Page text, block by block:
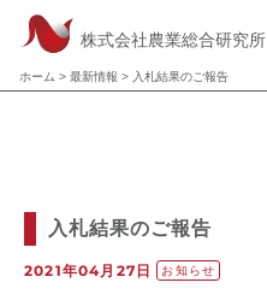
株式会社農業総合研究所
ホーム > 最新情報 > 入札結果のご報告
入札結果のご報告
2021年04月27日 お知らせ